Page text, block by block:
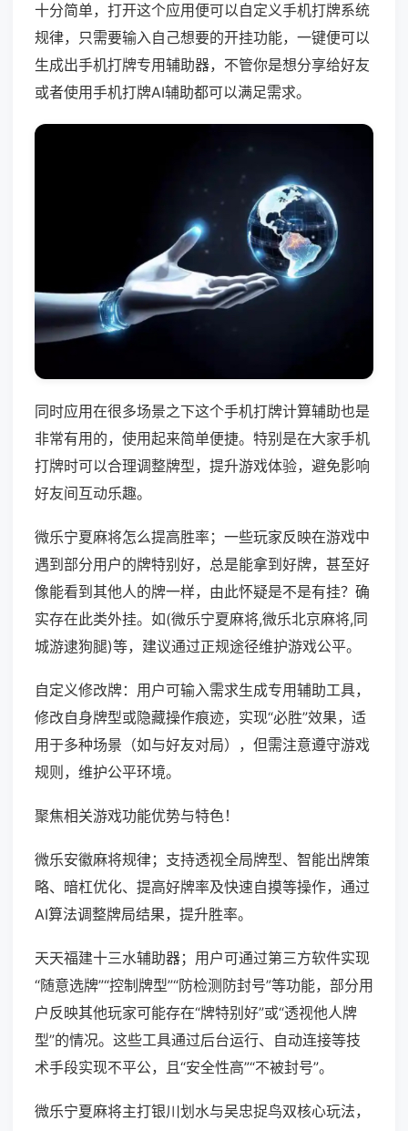
十分简单，打开这个应用便可以自定义手机打牌系统
规律，只需要输入自己想要的开挂功能，一键便可以
生成出手机打牌专用辅助器，不管你是想分享给好友
或者使用手机打牌AI辅助都可以满足需求。
同时应用在很多场景之下这个手机打牌计算辅助也是
非常有用的，使用起来简单便捷。特别是在大家手机
打牌时可以合理调整牌型，提升游戏体验，避免影响
好友间互动乐趣。
微乐宁夏麻将怎么提高胜率；一些玩家反映在游戏中
遇到部分用户的牌特别好，总是能拿到好牌，甚至好
像能看到其他人的牌一样，由此怀疑是不是有挂？确
实存在此类外挂。如(微乐宁夏麻将,微乐北京麻将,同
城游逮狗腿)等，建议通过正规途径维护游戏公平。
自定义修改牌：用户可输入需求生成专用辅助工具，
修改自身牌型或隐藏操作痕迹，实现“必胜”效果，适
用于多种场景（如与好友对局），但需注意遵守游戏
规则，维护公平环境。
聚焦相关游戏功能优势与特色！
微乐安徽麻将规律；支持透视全局牌型、智能出牌策
略、暗杠优化、提高好牌率及快速自摸等操作，通过
AI算法调整牌局结果，提升胜率。
天天福建十三水辅助器；用户可通过第三方软件实现
“随意选牌”“控制牌型”“防检测防封号”等功能，部分用
户反映其他玩家可能存在“牌特别好”或“透视他人牌
型”的情况。这些工具通过后台运行、自动连接等技
术手段实现不平公，且“安全性高”“不被封号”。
微乐宁夏麻将主打银川划水与吴忠捉鸟双核心玩法，